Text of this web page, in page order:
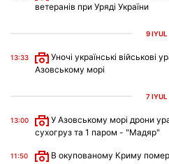
ветеранів при Уряді України
9 IYÜL
13:33
Уночі українські військові
Азовському морі
7 IYÜL
13:00
У Азовському морі дрони
сухогруз та 1 паром - "Мадяр"
11:50 В окупованому Криму помер